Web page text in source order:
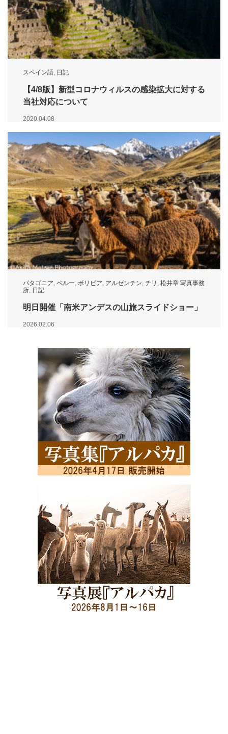
スペイン語 日記
【4/8版】新型コロナウィルスの感染拡大に対する
当社対応について
2020.04.08
パタゴニア, ペルー, ボリビア, アルゼンチン, チリ , 松井章 写真事務
所, 日記
明日開催「南米アンデスの山旅スライドショー」
2026.02.06